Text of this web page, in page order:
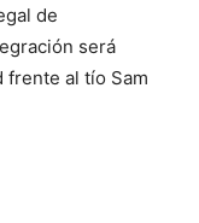
de
será
al tío Sam